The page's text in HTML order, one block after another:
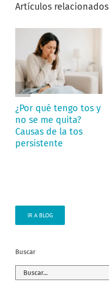
Artículos relacionados
¿Por qué tengo tos y
no se me quita?
Causas de la tos
persistente
IR A BLOG
Buscar
Buscar: